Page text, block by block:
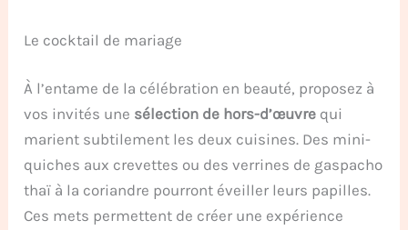
Le cocktail de mariage
À l’entame de la célébration en beauté, proposez à
vos invités une sélection de hors-d’œuvre qui
marient subtilement les deux cuisines. Des mini-
quiches aux crevettes ou des verrines de gaspacho
thaï à la coriandre pourront éveiller leurs papilles.
Ces mets permettent de créer une expérience